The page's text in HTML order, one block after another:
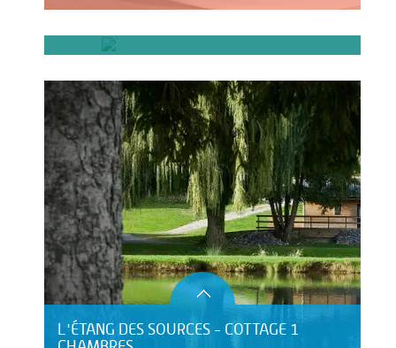
LE DOMAINE DES FOULONS
L'ÉTANG DES SOURCES - COTTAGE 1